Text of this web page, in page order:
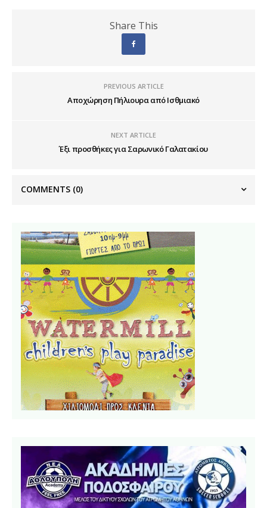
Share This
PREVIOUS ARTICLE
Αποχώρηση Πήλιουρα από Ισθμιακό
NEXT ARTICLE
Έξι προσθήκες για Σαρωνικό Γαλατακίου
COMMENTS (0)